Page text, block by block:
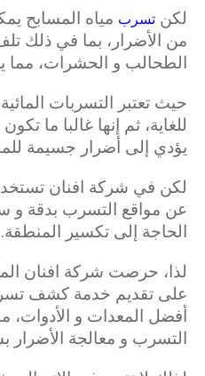
لكن تسرب مياه المسابح
من الأضرار، بما في ذلك
الطحالب و الحشرات، مما
حيث تعتبر التسربات
للغاية، ثم إنها غالبا ما
يؤدي إلى أضرار جسيمة
لكن في شركة افنان
عن مواقع التسرب بدقة و
الحاجة إلى تكسير المنطقة.
لذا، حرصت شركة افنان
على تقديم خدمة كشف
أفضل المعدات و الأدوات،
التسرب و معالجة الأضرار